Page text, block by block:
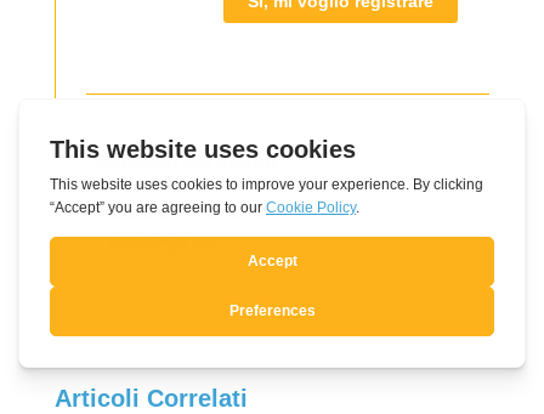
Pensiero del giorno
Sostenere chi è nel
bisogno
Articoli Correlati